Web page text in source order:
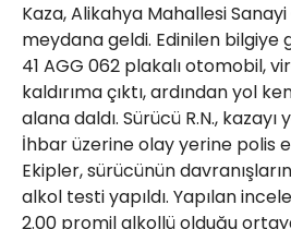
Kaza, Alikahya Mahallesi
meydana geldi. Edinilen bilgiye
41 AGG 062 plakalı otomobil,
kaldırıma çıktı, ardından yol
alana daldı. Sürücü R.N.,
İhbar üzerine olay yerine polis
Ekipler, sürücünün
alkol testi yapıldı. Yapılan
2.00 promil alkollü olduğu